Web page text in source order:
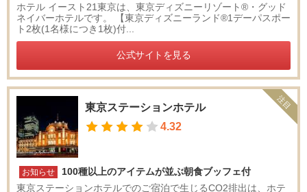
ホテル イースト21東京は、東京ディズニーリゾート®・グッド
ネイバーホテルです。 【東京ディズニーランド®1デーパスポー
ト2枚(1名様につき1枚)付...
公式サイトを見る
東京ステーションホテル
4.32
お知らせ
100種以上のアイテムが並ぶ朝食ブッフェ付
東京ステーションホテルでのご宿泊で生じるCO2排出は、ホテ
注目